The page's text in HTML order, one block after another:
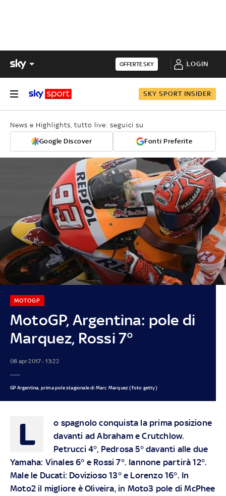
OFFERTE SKY LOGIN
SKY SPORT INSIDER
News e Highlights, tutto live: seguici su
Google Discover Fonti Preferite
MotoGP, Argentina: pole di
Marquez, Rossi 7°
MOTOGP
08 apr 2017 - 13:22
GP Argentina, prima pole stagionale di Marc Marquez (foto getty)
L
o spagnolo conquista la prima posizione
davanti ad Abraham e Crutchlow.
Petrucci 4°, Pedrosa 5° davanti alle due
Yamaha: Vinales 6° e Rossi 7°. Iannone partirà 12°.
Male le Ducati: Dovizioso 13° e Lorenzo 16°. In
Moto2 il migliore è Oliveira, in Moto3 pole di McPhee